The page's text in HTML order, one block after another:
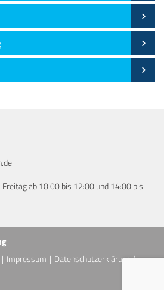
ab 10:00 bis 12:00 und 14:00 bis
Impressum
Datenschutzerklärung